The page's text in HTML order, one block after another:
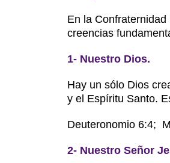
En la
creencias
1- Nuestro Dios.
Hay un sólo Dios
y el Espíritu Santo.
Deuteronomio 6:4;
2- Nuestro Señor